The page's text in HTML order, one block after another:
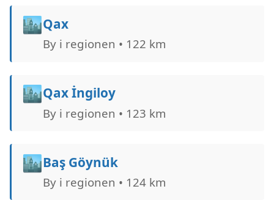
🏙️Qax
By i regionen • 122 km
🏙️Qax İngiloy
By i regionen • 123 km
🏙️Baş Göynük
By i regionen • 124 km